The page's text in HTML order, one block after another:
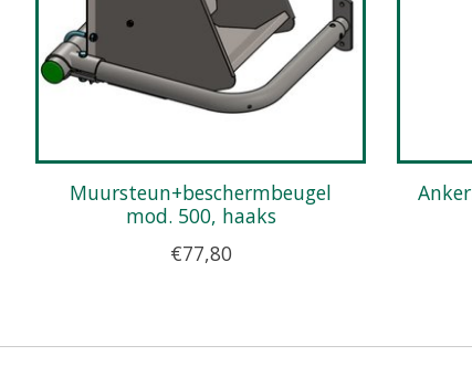
Muursteun+beschermbeugel
mod. 500, haaks
€77,80
Ankerbout M12 x 86, thermisch